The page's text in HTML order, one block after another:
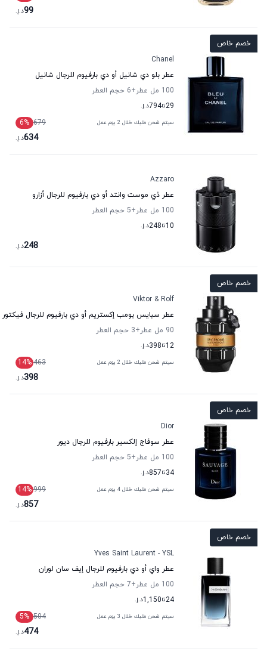
99د.إ.
خصم خاص
Chanel
عطر بلو دي شانيل أو دي بارفيوم للرجال شانيل
100 مل عطر
+6
حجم العطر
29تا794د.إ.
سيتم شحن طلبك خلال 2 يوم عمل 679
6%
634د.إ.
Azzaro
عطر ذي موست وانتد أو دي بارفيوم للرجال أزارو
100 مل عطر
+5
حجم العطر
10تا248د.إ.
248د.إ.
خصم خاص
Viktor & Rolf
عطر سبايس بومب إكستريم أو دي بارفيوم للرجال
90 مل عطر
+3
حجم العطر
12تا398د.إ.
سيتم شحن طلبك خلال 2 يوم عمل 463
14%
398د.إ.
خصم خاص
Dior
عطر سوفاج إلكسير بارفيوم للرجال ديور
100 مل عطر
+5
حجم العطر
34تا857د.إ.
سيتم شحن طلبك خلال 4 يوم عمل 999
14%
857د.إ.
خصم خاص
Yves Saint Laurent - YSL
عطر واي أو دي بارفيوم للرجال إيف سان لوران
100 مل عطر
+7
حجم العطر
24تا1,150د.إ.
سيتم شحن طلبك خلال 3 يوم عمل 504
5%
474د.إ.